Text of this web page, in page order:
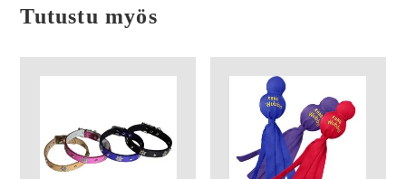
Tutustu myös